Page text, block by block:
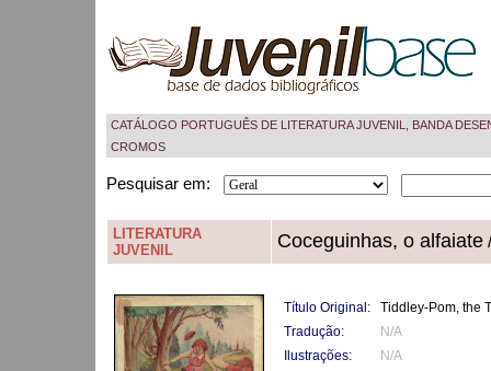
CATÁLOGO PORTUGUÊS DE LITERATURA JUVENIL, BANDA
CROMOS
Pesquisar em:
LITERATURA
JUVENIL
Coceguinhas, o alfaiate/
Título Original:
Tiddley-Pom, the
Tradução:
N/A
Ilustrações:
N/A